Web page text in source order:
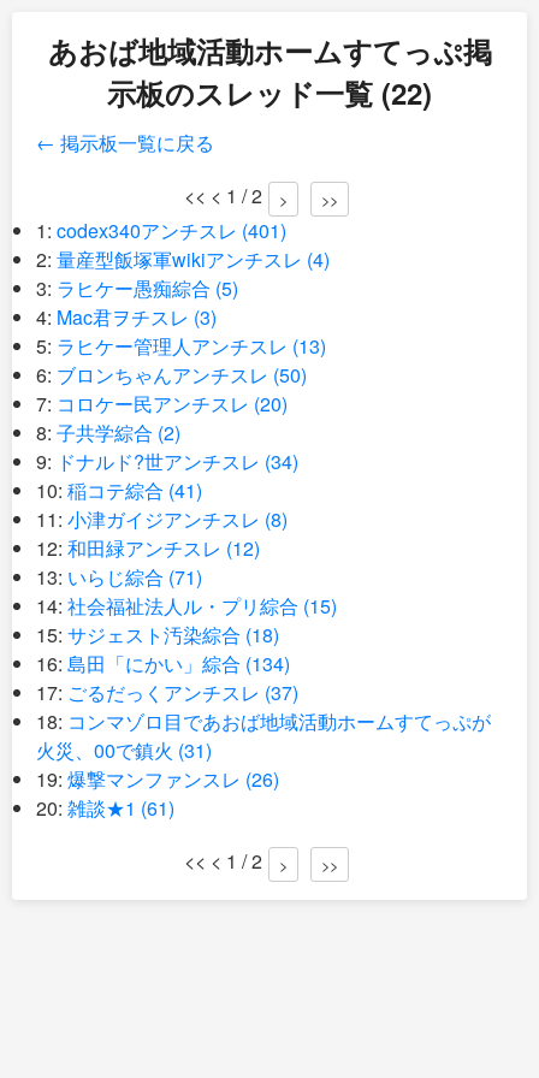
あおば地域活動ホームすてっぷ掲
示板のスレッド一覧 (22)
← 掲示板一覧に戻る
<< < 1 / 2
> >>
1: codex340アンチスレ (401)
2: 量産型飯塚軍wikiアンチスレ (4)
3: ラヒケー愚痴綜合 (5)
4: Mac君ヲチスレ (3)
5: ラヒケー管理人アンチスレ (13)
6: ブロンちゃんアンチスレ (50)
7: コロケー民アンチスレ (20)
8: 子共学綜合 (2)
9: ドナルド?世アンチスレ (34)
10: 稲コテ綜合 (41)
11: 小津ガイジアンチスレ (8)
12: 和田緑アンチスレ (12)
13: いらじ綜合 (71)
14: 社会福祉法人ル・プリ綜合 (15)
15: サジェスト汚染綜合 (18)
16: 島田「にかい」綜合 (134)
17: ごるだっくアンチスレ (37)
18: コンマゾロ目であおば地域活動ホームすてっぷが
火災、00で鎮火 (31)
19: 爆撃マンファンスレ (26)
20: 雑談★1 (61)
<< < 1 / 2
> >>